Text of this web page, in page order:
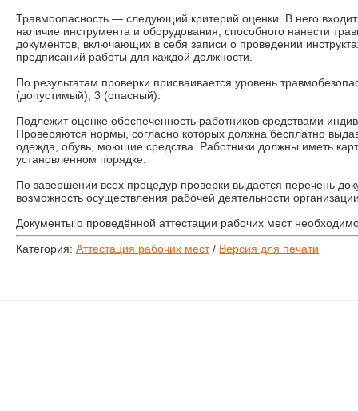
Травмоопасность — следующий критерий оценки. В него
наличие инструмента и оборудования, способного нанести
документов, включающих в себя записи о проведении
предписаний работы для каждой должности.
По результатам проверки присваивается уровень
(допустимый), 3 (опасный).
Подлежит оценке обеспеченность работников средствами
Проверяются нормы, согласно которых должна бесплатно
одежда, обувь, моющие средства. Работники должны иметь
установленном порядке.
По завершении всех процедур проверки выдаётся перечень
возможность осуществления рабочей деятельности
Документы о проведённой аттестации рабочих мест
Категория: Аттестация рабочих мест/ Версия для печати